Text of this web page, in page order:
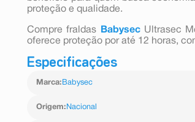
proteção e qualidade.
Compre fraldas Babysec Ultrasec
oferece proteção por até 12 horas,
Especificações
Marca: Babysec
Origem: Nacional